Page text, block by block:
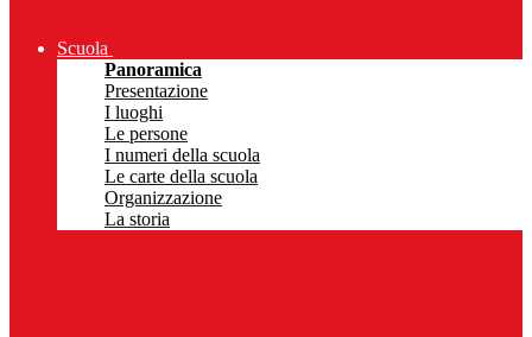
Scuola
Panoramica
Presentazione
I luoghi
Le persone
I numeri della scuola
Le carte della scuola
Organizzazione
La storia